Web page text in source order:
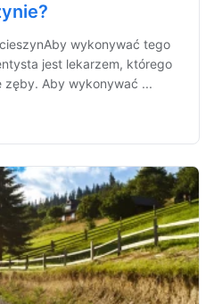
wykonywać tego
jest lekarzem, którego
zęby. Aby wykonywać ...